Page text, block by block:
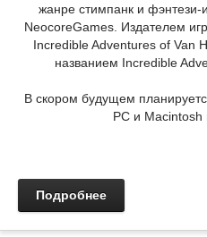
жанре стимпанк и фэнтези-
NeocoreGames. Издателем
Incredible Adventures of Van
названием Incredible
В скором будущем
PC и
Подробнее